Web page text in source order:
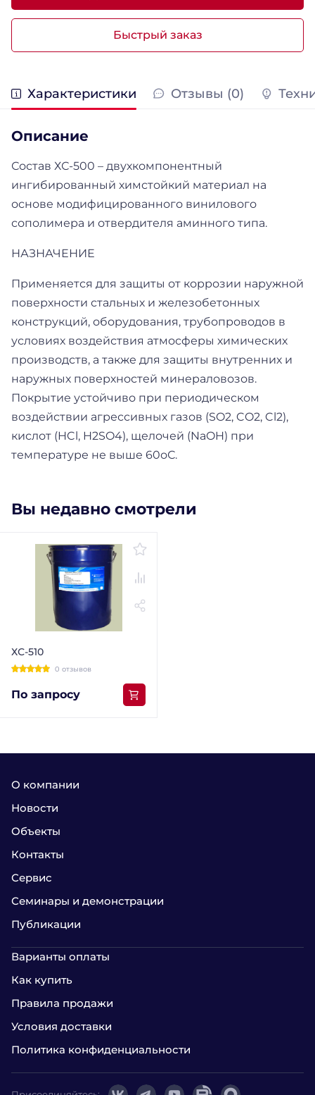
Быстрый заказ
Характеристики Отзывы (0)
Описание
Состав ХС-500 – двухкомпонентный
ингибированный химстойкий материал на
основе модифицированного винилового
сополимера и отвердителя аминного типа.
НАЗНАЧЕНИЕ
Применяется для защиты от коррозии наружной
поверхности стальных и железобетонных
конструкций, оборудования, трубопроводов в
условиях воздействия атмосферы химических
производств, а также для защиты внутренних и
наружных поверхностей минераловозов.
Покрытие устойчиво при периодическом
воздействии агрессивных газов (SO2, CO2, Cl2),
кислот (HCl, H2SO4), щелочей (NaOH) при
температуре не выше 60оС.
Вы недавно смотрели
ХС-510
0 отзывов
По запросу
О компании
Новости
Объекты
Контакты
Сервис
Семинары и демонстрации
Публикации
Варианты оплаты
Как купить
Правила продажи
Условия доставки
Политика конфиденциальности